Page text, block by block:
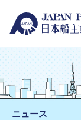
ニュース